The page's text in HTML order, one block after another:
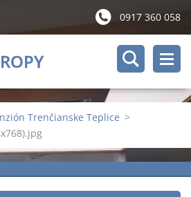
0917 360 058
Trenčianske Teplice >